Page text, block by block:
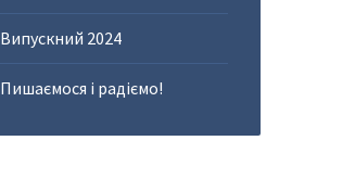
Випускний 2024
Пишаємося і радіємо!